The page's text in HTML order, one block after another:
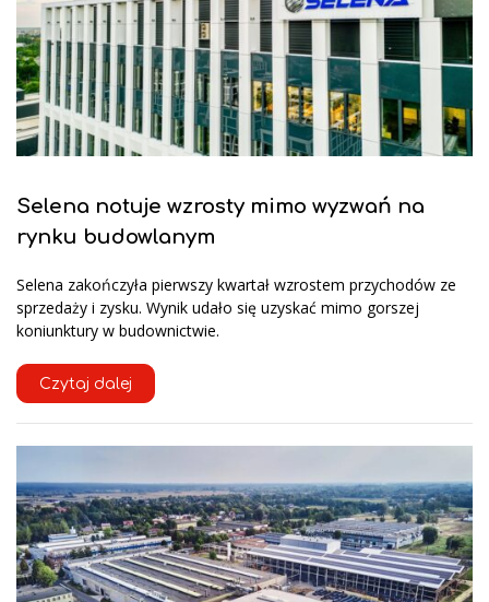
Selena notuje wzrosty mimo wyzwań na
rynku budowlanym
Selena zakończyła pierwszy kwartał wzrostem przychodów ze
sprzedaży i zysku. Wynik udało się uzyskać mimo gorszej
koniunktury w budownictwie.
Czytaj dalej